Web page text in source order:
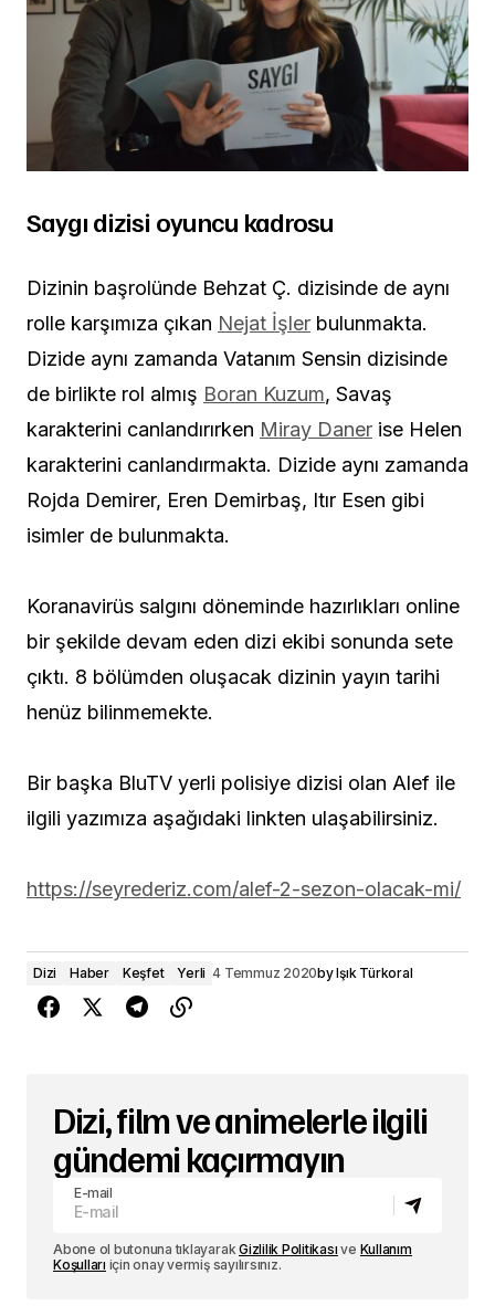
Saygı dizisi oyuncu kadrosu
Dizinin başrolünde Behzat Ç. dizisinde de aynı
rolle karşımıza çıkan Nejat İşler bulunmakta.
Dizide aynı zamanda Vatanım Sensin dizisinde
de birlikte rol almış Boran Kuzum, Savaş
karakterini canlandırırken Miray Daner ise Helen
karakterini canlandırmakta. Dizide aynı zamanda
Rojda Demirer, Eren Demirbaş, Itır Esen gibi
isimler de bulunmakta.
Koranavirüs salgını döneminde hazırlıkları online
bir şekilde devam eden dizi ekibi sonunda sete
çıktı. 8 bölümden oluşacak dizinin yayın tarihi
henüz bilinmemekte.
Bir başka BluTV yerli polisiye dizisi olan Alef ile
ilgili yazımıza aşağıdaki linkten ulaşabilirsiniz.
https://seyrederiz.com/alef-2-sezon-olacak-mi/
Dizi Haber Keşfet Yerli 4 Temmuz 2020byIşık Türkoral
Dizi, film ve animelerle ilgili
gündemi kaçırmayın
E-mail
Abone ol butonuna tıklayarakGizlilik Politikası ve Kullanım
Koşulları için onay vermiş sayılırsınız.